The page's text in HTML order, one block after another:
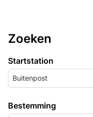
Zoeken
Startstation
Buitenpost
Bestemming